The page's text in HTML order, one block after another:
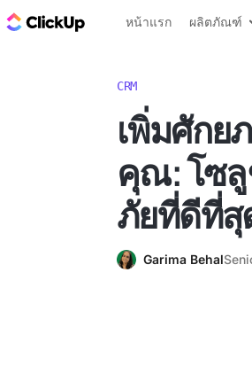
บล็อก ClickUp
หน้าแรก ผลิตภัณฑ์
CRM
เพิ่มศักย
คุณ: โซลู
ภัยที่ดีที่สุ
Garima Behal